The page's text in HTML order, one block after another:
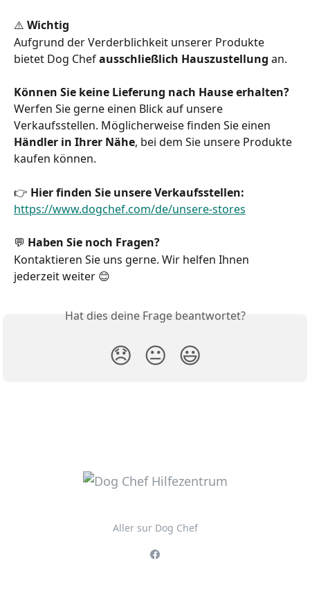
⚠️ Wichtig
Aufgrund der Verderblichkeit unserer Produkte
bietet Dog Chef ausschließlich Hauszustellung an.
Können Sie keine Lieferung nach Hause erhalten?
Werfen Sie gerne einen Blick auf unsere
Verkaufsstellen. Möglicherweise finden Sie einen
Händler in Ihrer Nähe, bei dem Sie unsere Produkte
kaufen können.
👉 Hier finden Sie unsere Verkaufsstellen:
https://www.dogchef.com/de/unsere-stores
💬 Haben Sie noch Fragen?
Kontaktieren Sie uns gerne. Wir helfen Ihnen
jederzeit weiter 😊
Hat dies deine Frage beantwortet?
😞 😐 😃
Aller sur Dog Chef